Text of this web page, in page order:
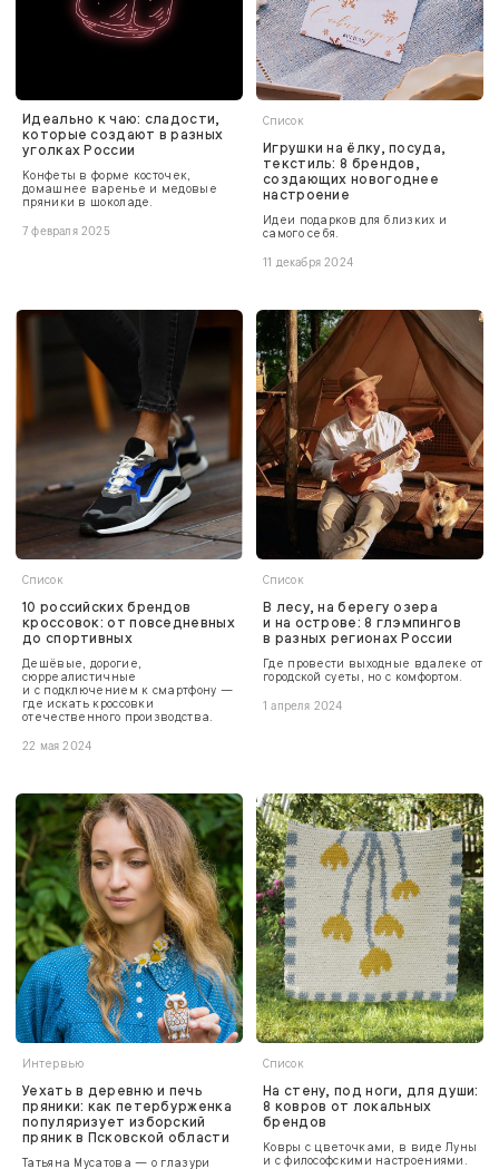
Идеально к чаю: сладости,
которые создают в разных
уголках России
Конфеты в форме косточек,
домашнее варенье и медовые
пряники в шоколаде.
7 февраля 2025
Список
Игрушки на ёлку, посуда,
текстиль: 8 брендов,
создающих новогоднее
настроение
Идеи подарков для близких и
самого себя.
11 декабря 2024
Список
10 российских брендов
кроссовок: от повседневных
до спортивных
Дешёвые, дорогие,
сюрреалистичные
и с подключением к смартфону —
где искать кроссовки
отечественного производства.
22 мая 2024
Список
В лесу, на берегу озера
и на острове: 8 глэмпингов
в разных регионах России
Где провести выходные вдалеке от
городской суеты, но с комфортом.
1 апреля 2024
Интервью
Уехать в деревню и печь
пряники: как петербурженка
популяризует изборский
пряник в Псковской области
Татьяна Мусатова — о глазури
Список
На стену, под ноги, для души:
8 ковров от локальных
брендов
Ковры с цветочками, в виде Луны
и с философскими настроениями.